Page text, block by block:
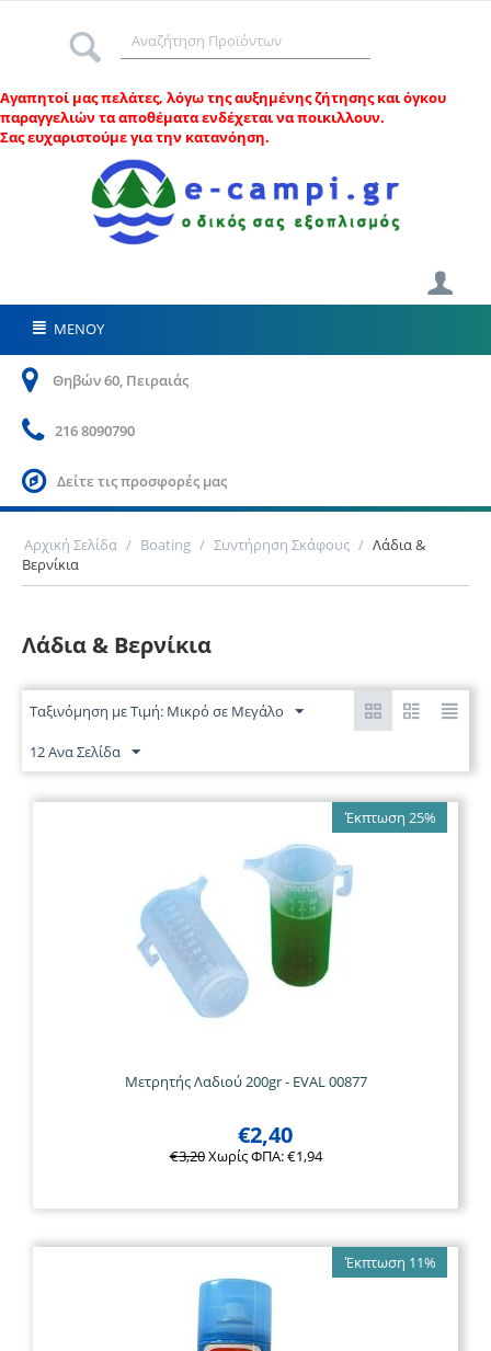
Αγαπητοί μας πελάτες, λόγω της αυξημένης ζήτησης και όγκου
παραγγελιών τα αποθέματα ενδέχεται να ποικιλλουν.
Σας ευχαριστούμε για την κατανόηση.
ΜΕΝΟΥ
Θηβών 60, Πειραιάς
216 8090790
Δείτε τις προσφορές μας
Αρχική Σελίδα / Boating / Συντήρηση Σκάφους / Λάδια &
Βερνίκια
Λάδια & Βερνίκια
Ταξινόμηση με Τιμή: Μικρό σε Μεγάλο
12 Ανα Σελίδα
Έκπτωση 25%
Μετρητής Λαδιού 200gr - EVAL 00877
€3,20
€2,40
Χωρίς ΦΠΑ:€1,94
Έκπτωση 11%